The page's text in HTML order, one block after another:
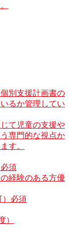
別支援計画書の
るか管理してい
て児童の支援や
専門的な視点か
す。
須
経験のある方優
）必須
）